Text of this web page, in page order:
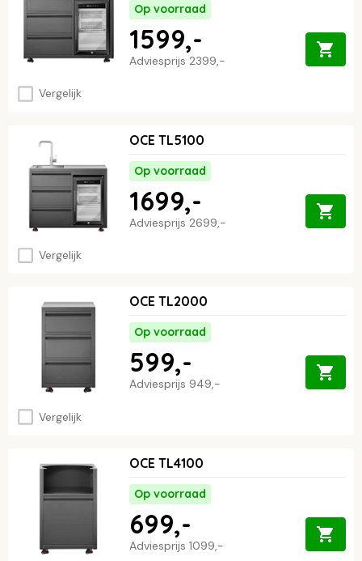
Vergelijk
Op voorraad
Adviesprijs 2399,-
1599,-
Vergelijk
OCE TL5100
Op voorraad
Adviesprijs 2699,-
1699,-
Vergelijk
OCE TL2000
Op voorraad
Adviesprijs 949,-
599,-
OCE TL4100
Op voorraad
Adviesprijs 1099,-
699,-